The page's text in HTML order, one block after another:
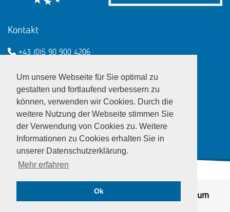
Um unsere Webseite für Sie optimal zu
gestalten und fortlaufend verbessern zu
können, verwenden wir Cookies. Durch die
weitere Nutzung der Webseite stimmen Sie
der Verwendung von Cookies zu. Weitere
Informationen zu Cookies erhalten Sie in
unserer Datenschutzerklärung.
Mehr erfahren
Ok
Kontakt
+43 (0)5 90 900 4206
Enterprise Europe Network - EU
LinkedInTwitterYoutubeFacebook
© EEN Austria 2026 Impressum